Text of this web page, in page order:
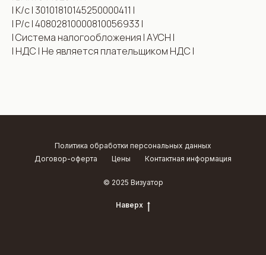
| К/с | 30101810145250000411 |
| Р/с | 40802810000810056933 |
| Система налогообложения | АУСН |
| НДС | Не является плательщиком НДС |
Политика обработки персональных данных
Договор-оферта
Цены Контактная информация
© 2025 Визуатор
Наверх